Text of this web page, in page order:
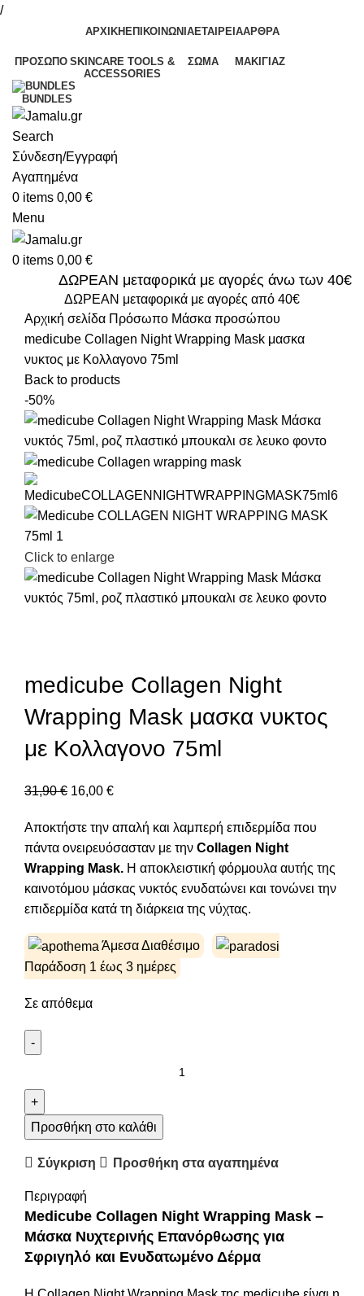
/
ΑΡΧΙΚΗ ΕΠΙΚΟΙΝΩΝΙΑΕΤΑΙΡΕΙΑΑΡΘΡΑ
ΠΡΌΣΩΠΟ SKINCARE TOOLS &
ACCESSORIES
ΣΏΜΑ ΜΑΚΙΓΙΆΖ
BUNDLES
Search
Σύνδεση/Εγγραφή
Αγαπημένα
0 items 0,00 €
Menu
0 items 0,00 €
ΔΩΡΕΑΝ μεταφορικά με αγορές άνω των 40€
ΔΩΡΕΑΝ μεταφορικά με αγορές από 40€
Αρχική σελίδα Πρόσωπο Μάσκα προσώπου
medicube Collagen Night Wrapping Mask μασκα
νυκτος με Κολλαγονο 75ml
Back to products
-50%
Click to enlarge
medicube Collagen Night
Wrapping Mask μασκα νυκτος
με Κολλαγονο 75ml
31,90€ 16,00 €
Αποκτήστε την απαλή και λαμπερή επιδερμίδα που
πάντα ονειρευόσασταν με την Collagen Night
Wrapping Mask. Η αποκλειστική φόρμουλα αυτής της
καινοτόμου μάσκας νυκτός ενυδατώνει και τονώνει την
επιδερμίδα κατά τη διάρκεια της νύχτας.
Άμεσα Διαθέσιμο
Παράδοση 1 έως 3 ημέρες
Σε απόθεμα
Προσθήκη στο καλάθι
Σύγκριση Προσθήκη στα αγαπημένα
Περιγραφή
Medicube Collagen Night Wrapping Mask –
Μάσκα Νυχτερινής Επανόρθωσης για
Σφριγηλό και Ενυδατωμένο Δέρμα